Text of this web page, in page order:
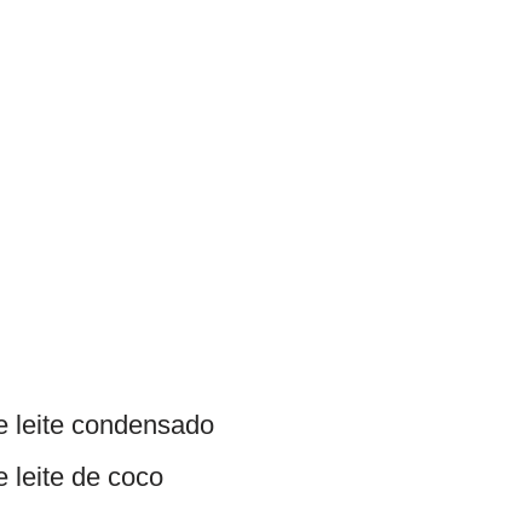
leite condensado
leite de coco